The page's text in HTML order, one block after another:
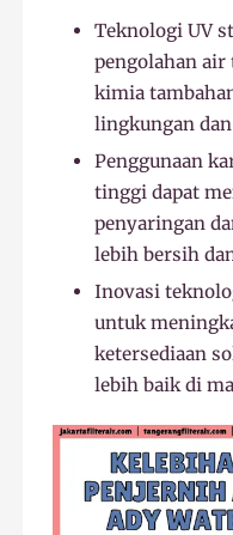
Teknologi UV
pengolahan air
kimia
lingkungan
Penggunaan
tinggi dapat
penyaringan
lebih bersih
Inovasi
untuk
ketersediaan
lebih baik di